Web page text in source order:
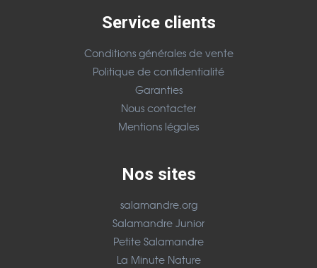
Service clients
Conditions générales de vente
Politique de confidentialité
Garanties
Nous contacter
Mentions légales
Nos sites
salamandre.org
Salamandre Junior
Petite Salamandre
La Minute Nature